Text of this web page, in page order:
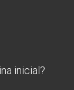
inicial?